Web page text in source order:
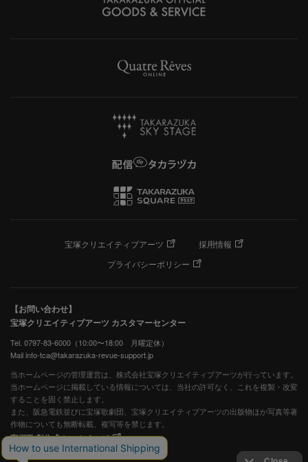
宝塚クリエイティブアーツ
採用情報
プライバシーポリシー
【お問い合わせ】
宝塚クリエイティブアーツ カスタマーセンター
Tel. 0797-83-6000（10:00〜18:00 月曜定休）
Mail info-tca@takarazuka-revue-support.jp
当ホームページの管理運営は、株式会社宝塚クリエイティブアーツが行っています。
当ホームページに掲載している情報については、当社の許可なく、これを複製・改変
することを固く禁止します。
また、阪急電鉄並びに宝塚歌劇団、宝塚クリエイティブアーツの出版物ほか写真等著
作物についても無断転載、複写等を禁じます。
宝塚歌劇公式ホームページ